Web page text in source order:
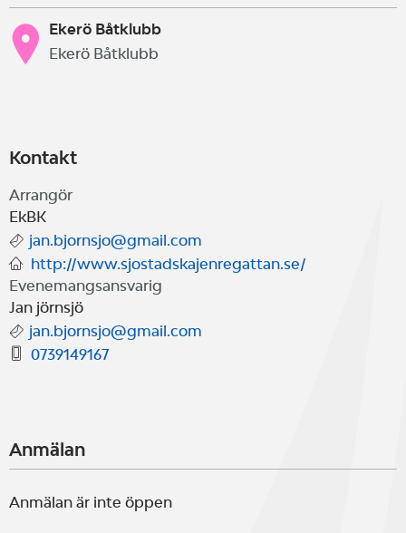
Ekerö Båtklubb
Ekerö Båtklubb
Kontakt
Arrangör
EkBK
jan.bjornsjo@gmail.com
http://www.sjostadskajenregattan.se/
Evenemangsansvarig
Jan jörnsjö
jan.bjornsjo@gmail.com
0739149167
Anmälan
Anmälan är inte öppen